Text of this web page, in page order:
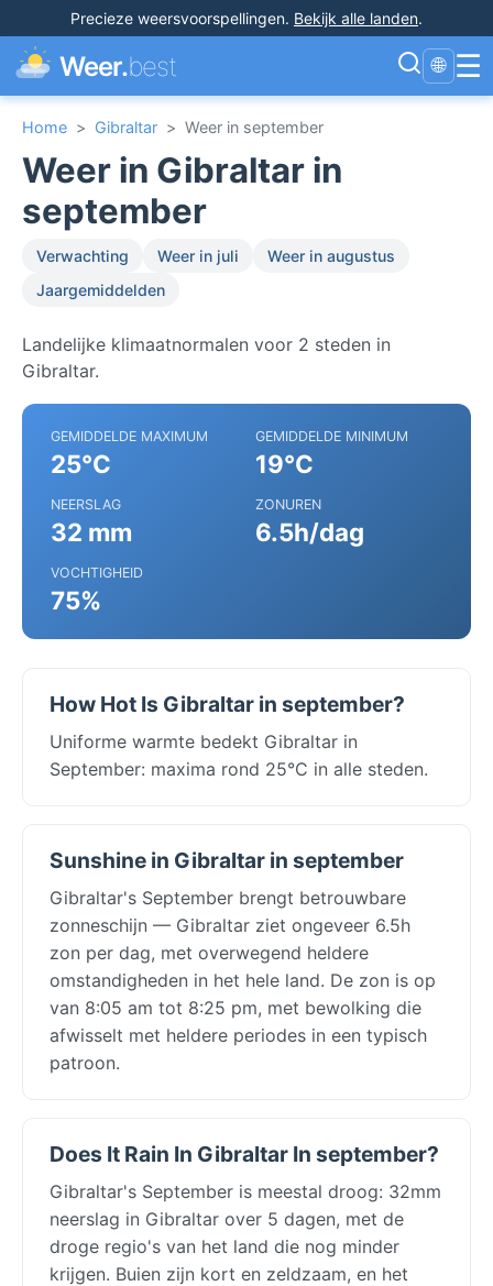
Precieze weersvoorspellingen. Bekijk alle landen.
Weer.best 🌐 ☰
Home > Gibraltar > Weer in september
Weer in Gibraltar in
september
Verwachting Weer in juli
Weer in augustus
Jaargemiddelden
Landelijke klimaatnormalen voor 2 steden in
Gibraltar.
GEMIDDELDE MAXIMUM
25°C
GEMIDDELDE MINIMUM
19°C
NEERSLAG
32 mm
ZONUREN
6.5h/dag
VOCHTIGHEID
75%
How Hot Is Gibraltar in september?
Uniforme warmte bedekt Gibraltar in
September: maxima rond 25°C in alle steden.
Sunshine in Gibraltar in september
Gibraltar's September brengt betrouwbare
zonneschijn — Gibraltar ziet ongeveer 6.5h
zon per dag, met overwegend heldere
omstandigheden in het hele land. De zon is op
van 8:05 am tot 8:25 pm, met bewolking die
afwisselt met heldere periodes in een typisch
patroon.
Does It Rain In Gibraltar In september?
Gibraltar's September is meestal droog: 32mm
neerslag in Gibraltar over 5 dagen, met de
droge regio's van het land die nog minder
krijgen. Buien zijn kort en zeldzaam, en het